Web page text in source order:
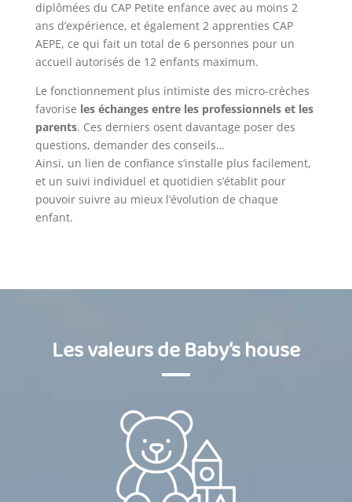
diplômées du CAP Petite enfance avec au moins 2
ans d’expérience, et également 2 apprenties CAP
AEPE, ce qui fait un total de 6 personnes pour un
accueil autorisés de 12 enfants maximum.
Le fonctionnement plus intimiste des micro-crèches
favorise les échanges entre les professionnels et les
parents. Ces derniers osent davantage poser des
questions, demander des conseils…
Ainsi, un lien de confiance s’installe plus facilement,
et un suivi individuel et quotidien s’établit pour
pouvoir suivre au mieux l’évolution de chaque
enfant.
Les valeurs de Baby’s house